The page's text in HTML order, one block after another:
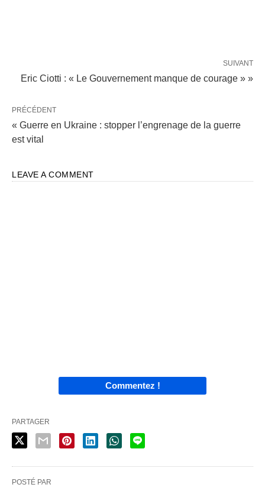
SUIVANT
Eric Ciotti : « Le Gouvernement manque de courage » »
PRÉCÉDENT
« Guerre en Ukraine : stopper l’engrenage de la guerre
est vital
LEAVE A COMMENT
Commentez !
PARTAGER
POSTÉ PAR